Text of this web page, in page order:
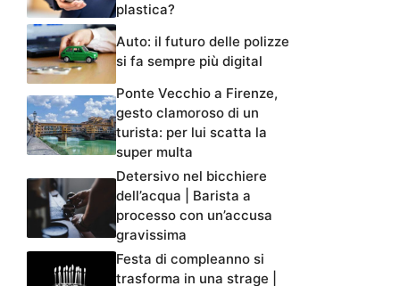
plastica?
Auto: il futuro delle polizze
si fa sempre più digital
Ponte Vecchio a Firenze,
gesto clamoroso di un
turista: per lui scatta la
super multa
Detersivo nel bicchiere
dell’acqua | Barista a
processo con un’accusa
gravissima
Festa di compleanno si
trasforma in una strage |